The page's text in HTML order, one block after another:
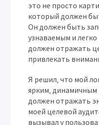
это не просто
который должен
Он должен быть
узнаваемым и
должен отражать
привлекать
Я решил‚ что мой
ярким‚
должен отражать
моей целевой
вызывал у